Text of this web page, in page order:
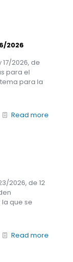
2026
17/2026, de
para el
para la
Read more
2026, de 12
la que se
Read more